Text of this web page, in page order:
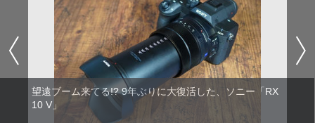
望遠ブーム来てる!? 9年ぶりに大復活した、ソニー「RX
10 V」